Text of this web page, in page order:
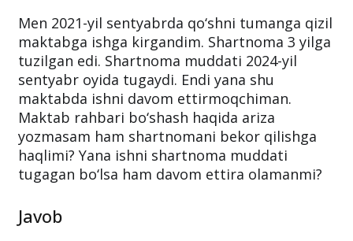
Men 2021-yil sentyabrda qo‘shni tumanga qizil
maktabga ishga kirgandim. Shartnoma 3 yilga
tuzilgan edi. Shartnoma muddati 2024-yil
sentyabr oyida tugaydi. Endi yana shu
maktabda ishni davom ettirmoqchiman.
Maktab rahbari bo‘shash haqida ariza
yozmasam ham shartnomani bekor qilishga
haqlimi? Yana ishni shartnoma muddati
tugagan bo‘lsa ham davom ettira olamanmi?
Javob